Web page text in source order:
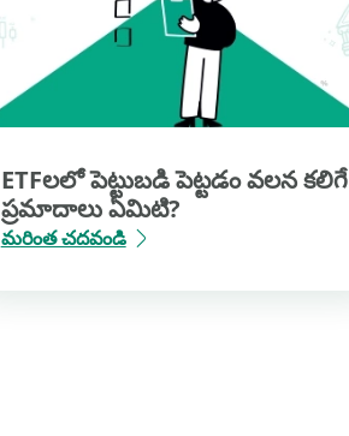
ETFలలో పెట్టుబడి పెట్టడం వలన కలిగే
ప్రమాదాలు ఏమిటి?
మరింత చదవండి